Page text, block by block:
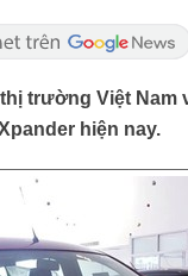
trường Việt Nam
hiện nay.